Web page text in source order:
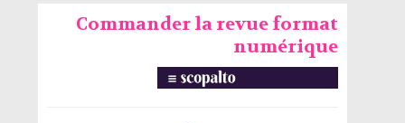
Commander la revue format
numérique